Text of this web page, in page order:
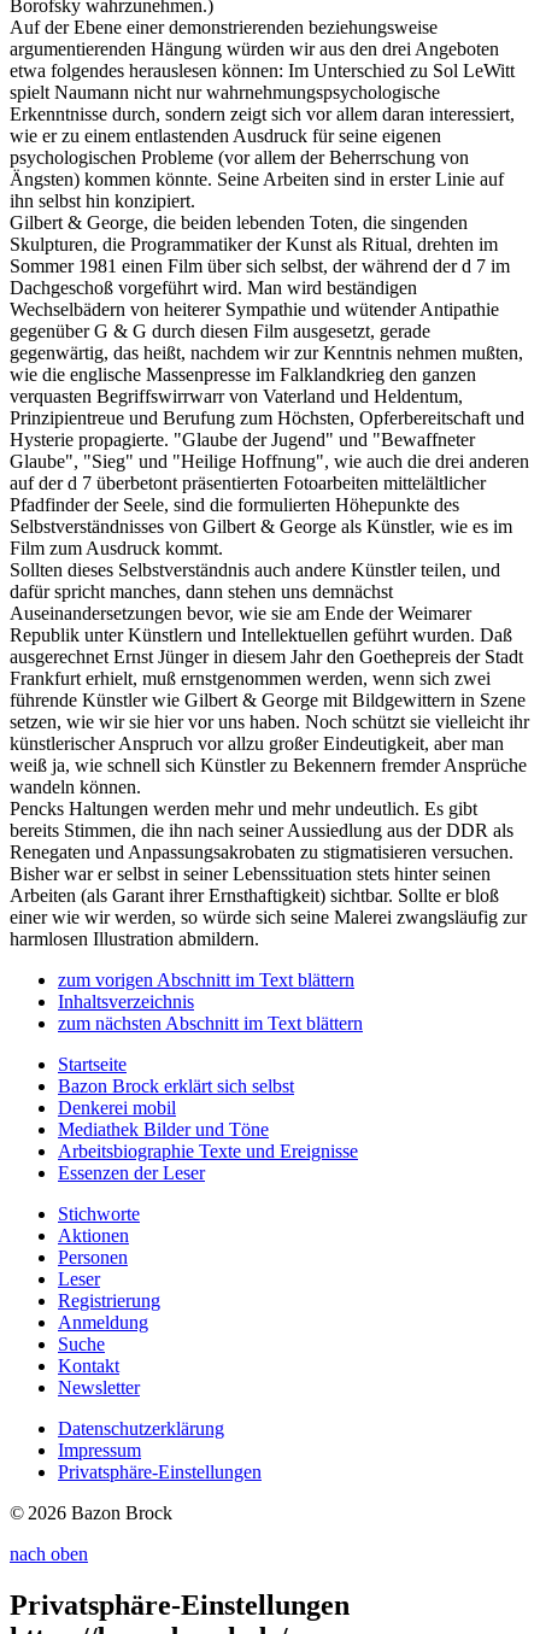
Borofsky wahrzunehmen.)
Auf der Ebene einer demonstrierenden beziehungsweise
argumentierenden Hängung würden wir aus den drei Angeboten
etwa folgendes herauslesen können: Im Unterschied zu Sol LeWitt
spielt Naumann nicht nur wahrnehmungspsychologische
Erkenntnisse durch, sondern zeigt sich vor allem daran interessiert,
wie er zu einem entlastenden Ausdruck für seine eigenen
psychologischen Probleme (vor allem der Beherrschung von
Ängsten) kommen könnte. Seine Arbeiten sind in erster Linie auf
ihn selbst hin konzipiert.
Gilbert & George, die beiden lebenden Toten, die singenden
Skulpturen, die Programmatiker der Kunst als Ritual, drehten im
Sommer 1981 einen Film über sich selbst, der während der d 7 im
Dachgeschoß vorgeführt wird. Man wird beständigen
Wechselbädern von heiterer Sympathie und wütender Antipathie
gegenüber G & G durch diesen Film ausgesetzt, gerade
gegenwärtig, das heißt, nachdem wir zur Kenntnis nehmen mußten,
wie die englische Massenpresse im Falklandkrieg den ganzen
verquasten Begriffswirrwarr von Vaterland und Heldentum,
Prinzipientreue und Berufung zum Höchsten, Opferbereitschaft und
Hysterie propagierte. "Glaube der Jugend" und "Bewaffneter
Glaube", "Sieg" und "Heilige Hoffnung", wie auch die drei anderen
auf der d 7 überbetont präsentierten Fotoarbeiten mittelältlicher
Pfadfinder der Seele, sind die formulierten Höhepunkte des
Selbstverständnisses von Gilbert & George als Künstler, wie es im
Film zum Ausdruck kommt.
Sollten dieses Selbstverständnis auch andere Künstler teilen, und
dafür spricht manches, dann stehen uns demnächst
Auseinandersetzungen bevor, wie sie am Ende der Weimarer
Republik unter Künstlern und Intellektuellen geführt wurden. Daß
ausgerechnet Ernst Jünger in diesem Jahr den Goethepreis der Stadt
Frankfurt erhielt, muß ernstgenommen werden, wenn sich zwei
führende Künstler wie Gilbert & George mit Bildgewittern in Szene
setzen, wie wir sie hier vor uns haben. Noch schützt sie vielleicht ihr
künstlerischer Anspruch vor allzu großer Eindeutigkeit, aber man
weiß ja, wie schnell sich Künstler zu Bekennern fremder Ansprüche
wandeln können.
Pencks Haltungen werden mehr und mehr undeutlich. Es gibt
bereits Stimmen, die ihn nach seiner Aussiedlung aus der DDR als
Renegaten und Anpassungsakrobaten zu stigmatisieren versuchen.
Bisher war er selbst in seiner Lebenssituation stets hinter seinen
Arbeiten (als Garant ihrer Ernsthaftigkeit) sichtbar. Sollte er bloß
einer wie wir werden, so würde sich seine Malerei zwangsläufig zur
harmlosen Illustration abmildern.
zum vorigen Abschnitt im Text blättern
Inhaltsverzeichnis
zum nächsten Abschnitt im Text blättern
Startseite
Bazon Brock erklärt sich selbst
Denkerei mobil
Mediathek Bilder und Töne
Arbeitsbiographie Texte und Ereignisse
Essenzen der Leser
Stichworte
Aktionen
Personen
Leser
Registrierung
Anmeldung
Suche
Kontakt
Newsletter
Datenschutzerklärung
Impressum
Privatsphäre-Einstellungen
© 2026 Bazon Brock
nach oben
Privatsphäre-Einstellungen